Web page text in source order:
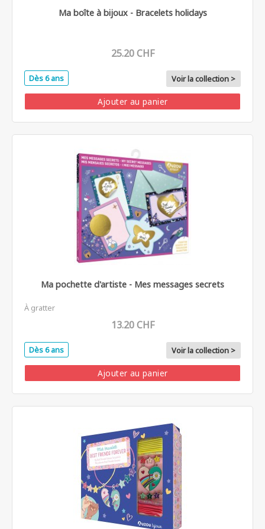
Ma boîte à bijoux - Bracelets holidays
25.20 CHF
Dès 6 ans Voir la collection >
Ajouter au panier
Ma pochette d'artiste - Mes messages secrets
À gratter
13.20 CHF
Dès 6 ans Voir la collection >
Ajouter au panier